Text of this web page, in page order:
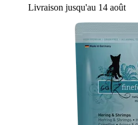
Livraison jusqu'au 14 août